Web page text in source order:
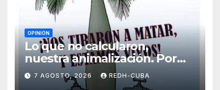
OPINIÓN
Lo que no calcularon,
nuestra animalización. Por
Laidi Fernández de Juan
7 AGOSTO, 2026 REDH-CUBA